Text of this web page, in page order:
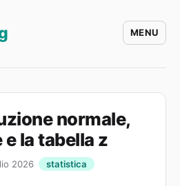
MENU
normale,
la tabella z
2026 statistica